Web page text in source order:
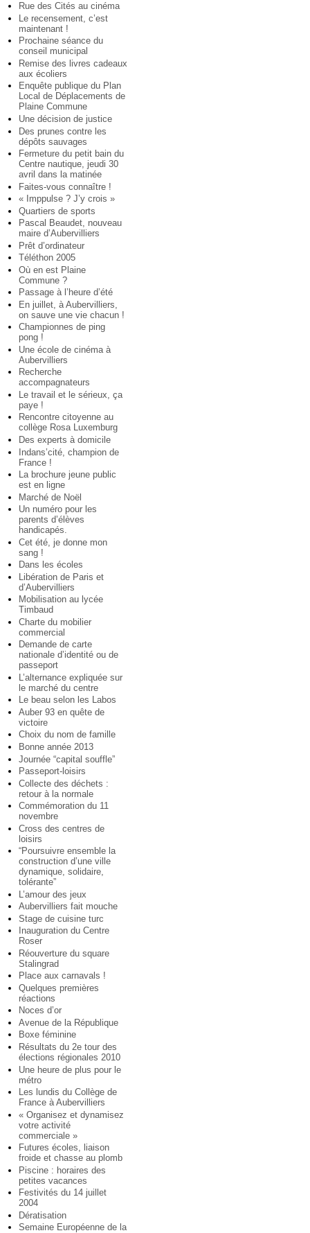
Rue des Cités au cinéma
Le recensement, c’est
maintenant !
Prochaine séance du
conseil municipal
Remise des livres cadeaux
aux écoliers
Enquête publique du Plan
Local de Déplacements de
Plaine Commune
Une décision de justice
Des prunes contre les
dépôts sauvages
Fermeture du petit bain du
Centre nautique, jeudi 30
avril dans la matinée
Faites-vous connaître !
« Imppulse ? J’y crois »
Quartiers de sports
Pascal Beaudet, nouveau
maire d’Aubervilliers
Prêt d’ordinateur
Téléthon 2005
Où en est Plaine
Commune ?
Passage à l’heure d’été
En juillet, à Aubervilliers,
on sauve une vie chacun !
Championnes de ping
pong !
Une école de cinéma à
Aubervilliers
Recherche
accompagnateurs
Le travail et le sérieux, ça
paye !
Rencontre citoyenne au
collège Rosa Luxemburg
Des experts à domicile
Indans’cité, champion de
France !
La brochure jeune public
est en ligne
Marché de Noël
Un numéro pour les
parents d’élèves
handicapés.
Cet été, je donne mon
sang !
Dans les écoles
Libération de Paris et
d’Aubervilliers
Mobilisation au lycée
Timbaud
Charte du mobilier
commercial
Demande de carte
nationale d’identité ou de
passeport
L’alternance expliquée sur
le marché du centre
Le beau selon les Labos
Auber 93 en quête de
victoire
Choix du nom de famille
Bonne année 2013
Journée “capital souffle”
Passeport-loisirs
Collecte des déchets :
retour à la normale
Commémoration du 11
novembre
Cross des centres de
loisirs
“Poursuivre ensemble la
construction d’une ville
dynamique, solidaire,
tolérante”
L’amour des jeux
Aubervilliers fait mouche
Stage de cuisine turc
Inauguration du Centre
Roser
Réouverture du square
Stalingrad
Place aux carnavals !
Quelques premières
réactions
Noces d’or
Avenue de la République
Boxe féminine
Résultats du 2e tour des
élections régionales 2010
Une heure de plus pour le
métro
Les lundis du Collège de
France à Aubervilliers
« Organisez et dynamisez
votre activité
commerciale »
Futures écoles, liaison
froide et chasse au plomb
Piscine : horaires des
petites vacances
Festivités du 14 juillet
2004
Dératisation
Semaine Européenne de la